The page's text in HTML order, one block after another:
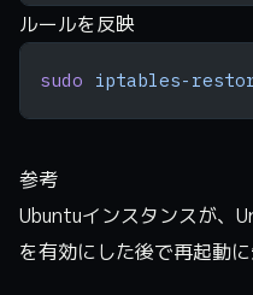
ルールを反映
sudo iptables-
参考
Ubuntuインスタンスが
を有効にした後で再起動